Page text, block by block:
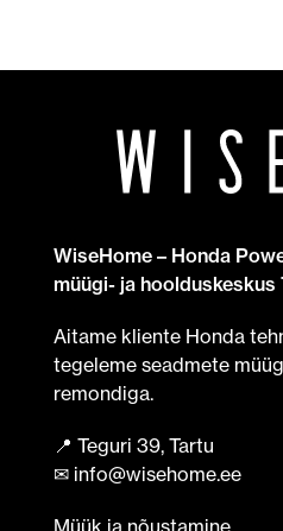
WiseHome – Honda
müügi- ja hoolduskeskus
Aitame kliente Honda
tegeleme seadmete
remondiga.
📍 Teguri 39, Tartu
✉ info@wisehome.ee
Müük ja nõustamine